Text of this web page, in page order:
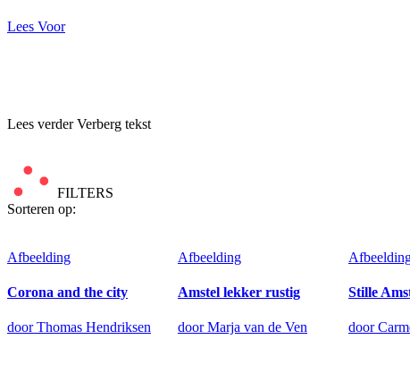
Lees Voor
Lees verderVerberg tekst
FILTERS
Sorteren op:
Afbeelding
Corona and the city
door Thomas Hendriksen
Afbeelding
Amstel lekker rustig
door Marja van de Ven
Stille
door